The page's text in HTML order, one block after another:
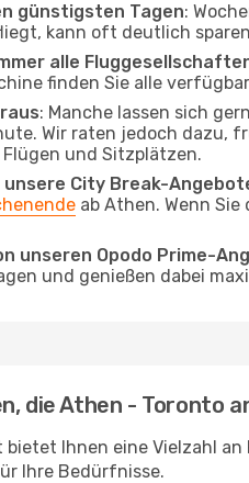
günstigsten Tagen:
kann oft deutlich
alle
finden Sie alle
: Manche lassen sich
Wir raten jedoch dazu,
und Sitzplätzen.
unsere City Break-
ab Athen. Wenn
unseren Opodo Prime-
und genießen dabei
die Athen - Toronto
Ihnen eine Vielzahl an
Ihre Bedürfnisse.